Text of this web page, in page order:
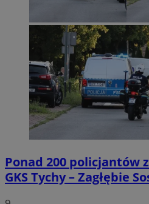
Ponad 200 policjantów
GKS Tychy – Zagłębie